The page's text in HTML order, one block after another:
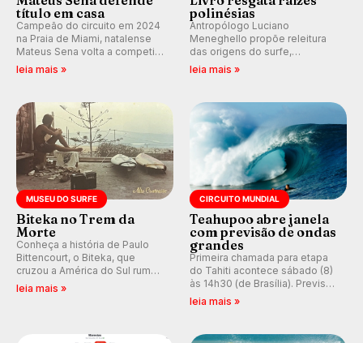
título em casa
Campeão do circuito em 2024
na Praia de Miami, natalense
Mateus Sena volta a competir
em casa em busca de manter a
leia mais »
polinésias
Antropólogo Luciano
Meneghello propõe releitura
das origens do surfe,
resgatando a cultura polinésia
prática em esporte e indústria.
leia mais »
MUSEU DO SURFE
Biteka no Trem da
Morte
Conheça a história de Paulo
Bittencourt, o Biteka, que
cruzou a América do Sul rumo
ao Pacífico em uma jornada
leia mais »
CIRCUITO MUNDIAL
Teahupoo abre janela
com previsão de ondas
grandes
Primeira chamada para etapa
do Tahiti acontece sábado (8)
às 14h30 (de Brasília). Previsão
indica swell consistente.
Kelly Slater convidado.
leia mais »